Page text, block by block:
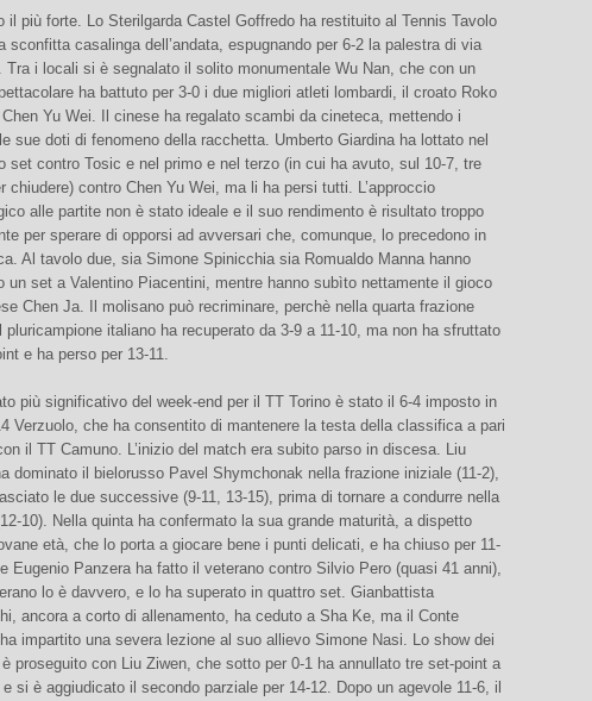
il più forte. Lo Sterilgarda Castel Goffredo ha restituito al Tennis Tavolo
sconfitta casalinga dell’andata, espugnando per 6-2 la palestra di via
Tra i locali si è segnalato il solito monumentale Wu Nan, che con un
ha battuto per 3-0 i due migliori atleti lombardi, il croato Roko
Yu Wei. Il cinese ha regalato scambi da cineteca, mettendo i
sue doti di fenomeno della racchetta. Umberto Giardina ha lottato nel
set contro Tosic e nel primo e nel terzo (in cui ha avuto, sul 10-7, tre
chiudere) contro Chen Yu Wei, ma li ha persi tutti. L’approccio
alle partite non è stato ideale e il suo rendimento è risultato troppo
per sperare di opporsi ad avversari che, comunque, lo precedono in
Al tavolo due, sia Simone Spinicchia sia Romualdo Manna hanno
un set a Valentino Piacentini, mentre hanno subìto nettamente il gioco
Chen Ja. Il molisano può recriminare, perchè nella quarta frazione
pluricampione italiano ha recuperato da 3-9 a 11-10, ma non ha sfruttato
e ha perso per 13-11.
più significativo del week-end per il TT Torino è stato il 6-4 imposto in
Verzuolo, che ha consentito di mantenere la testa della classifica a pari
il TT Camuno. L’inizio del match era subito parso in discesa. Liu
dominato il bielorusso Pavel Shymchonak nella frazione iniziale (11-2),
le due successive (9-11, 13-15), prima di tornare a condurre nella
10). Nella quinta ha confermato la sua grande maturità, a dispetto
età, che lo porta a giocare bene i punti delicati, e ha chiuso per 11-
Eugenio Panzera ha fatto il veterano contro Silvio Pero (quasi 41 anni),
lo è davvero, e lo ha superato in quattro set. Gianbattista
ancora a corto di allenamento, ha ceduto a Sha Ke, ma il Conte
impartito una severa lezione al suo allievo Simone Nasi. Lo show dei
proseguito con Liu Ziwen, che sotto per 0-1 ha annullato tre set-point a
si è aggiudicato il secondo parziale per 14-12. Dopo un agevole 11-6, il